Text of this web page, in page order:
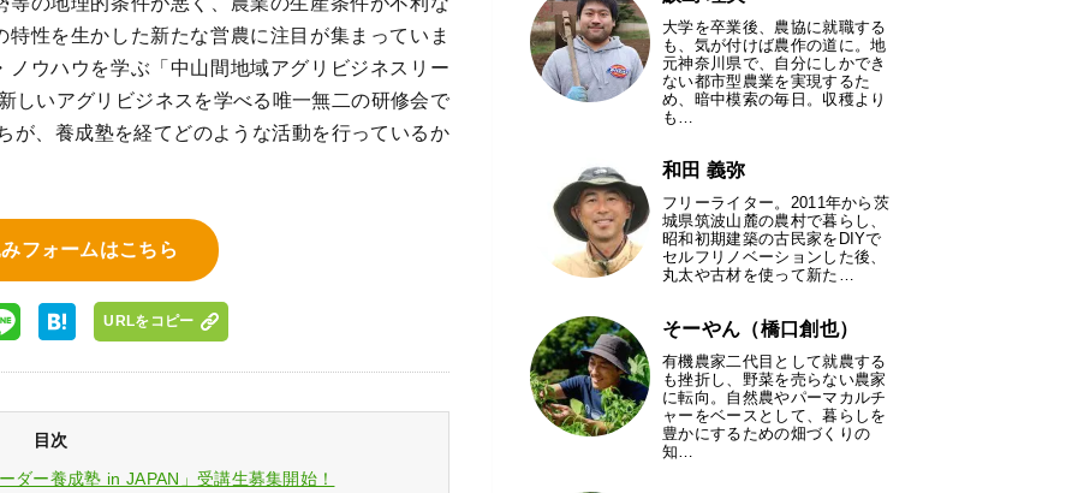
性を生かした新たな営農に注目が集まっていま
ウハウを学ぶ「中山間地域アグリビジネスリー
しいアグリビジネスを学べる唯一無二の研修会で
が、養成塾を経てどのような活動を行っているか
フォームはこちら
URLをコピー
目次
ダー養成塾 in JAPAN」受講生募集開始！
大学を卒業後、農協に就職する
も、気が付けば農作の道に。地
元神奈川県で、自分にしかでき
ない都市型農業を実現するた
め、暗中模索の毎日。収穫より
も…
和田 義弥
フリーライター。2011年から茨
城県筑波山麓の農村で暮らし、
昭和初期建築の古民家をDIYで
セルフリノベーションした後、
丸太や古材を使って新た…
そーやん（橋口創也）
有機農家二代目として就農する
も挫折し、野菜を売らない農家
に転向。自然農やパーマカルチ
ャーをベースとして、暮らしを
豊かにするための畑づくりの
知…